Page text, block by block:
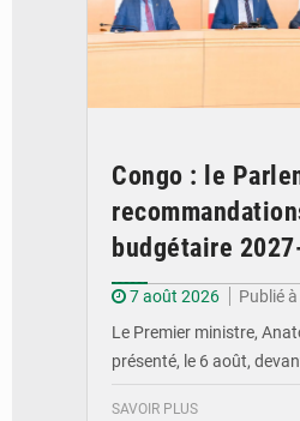
Congo : le
budgétaire
7 août 2026
Publié
Le Premier ministre,
présenté, le 6 août,
SAVOIR PLUS